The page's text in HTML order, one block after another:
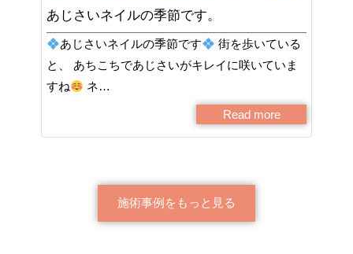
あじさいネイルの季節です。
あじさいネイルの季節です
街を歩いている
と、 あちこちであじさいがキレイに咲いていま
すね
ネ…
Read more
施術事例をもっと見る